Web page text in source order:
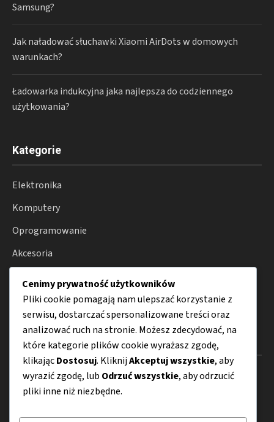
Samsung?
Jak naładować słuchawki Xiaomi AirDots w domowych
warunkach?
Ładowarka indukcyjna jaka najlepsza do codziennego
użytkowania?
Kategorie
Elektronika
Komputery
Oprogramowanie
Akcesoria
Porady
Menu
O nas
Kontakt
Cenimy prywatność użytkowników
Pliki cookie pomagają nam ulepszać korzystanie z
serwisu, dostarczać spersonalizowane treści oraz
analizować ruch na stronie. Możesz zdecydować, na
które kategorie plików cookie wyrażasz zgodę,
klikającDostosuj. KliknijAkceptuj wszystkie, aby
wyrazić zgodę, lub Odrzuć wszystkie, aby odrzucić
pliki inne niż niezbędne.